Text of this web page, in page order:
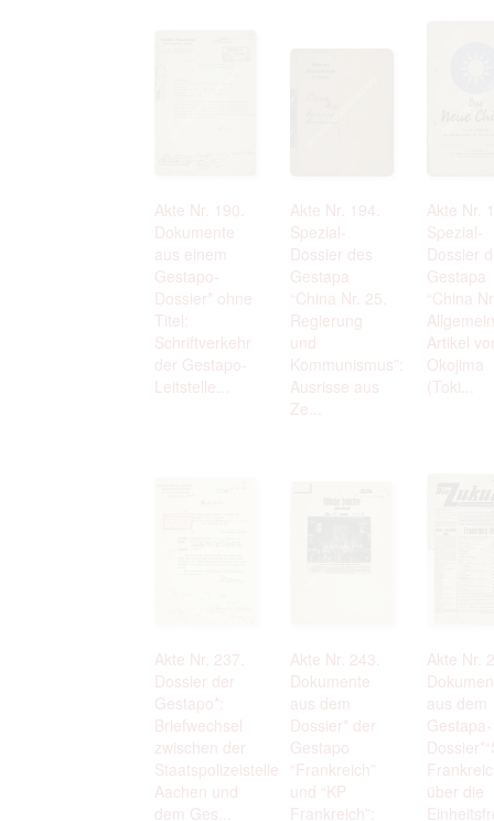
Akte Nr. 190.
Dokumente
aus einem
Gestapo-
Dossier* ohne
Titel:
Schriftverkehr
der Gestapo-
Leitstelle...
Akte Nr. 194.
Spezial-
Dossier des
Gestapa
“China Nr. 25.
Regierung
und
Kommunismus”:
Ausrisse aus
Ze...
Akte Nr.
Spezial-
Dossier
Gestapa
“China
Artikel
Okojima
(Toki...
Akte Nr. 237.
Dossier der
Gestapo*:
Briefwechsel
zwischen der
Staatspolizeistelle
Aachen und
dem Ges...
Akte Nr. 243.
Dokumente
aus dem
Dossier* der
Gestapo
“Frankreich”
und “KP
Frankreich”:
Akte Nr.
aus dem
Gestapa-
über die